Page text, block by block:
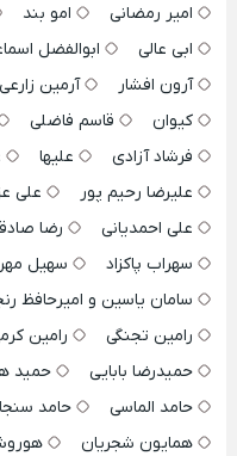
امیر رمضانی
امو بند
ابی عالی
ابوالفضل
آرون افشار
آرمین زارعی
کیوان
قاسم فاضلی
فرشاد آزادی
علیها
علیرضا رحیم پور
علی
علی احمدیانی
رضا
سهراب پاکزاد
سهیل
سامان یاسین و امیرحافظ
رامین تجنگی
رامین
حمیدرضا بابایی
حمید
حامد الماسی
حامد
همایون شجریان